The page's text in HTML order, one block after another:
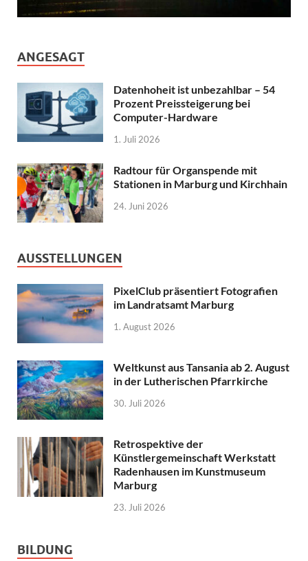
ANGESAGT
Datenhoheit ist unbezahlbar – 54
Prozent Preissteigerung bei
Computer-Hardware
1. Juli 2026
Radtour für Organspende mit
Stationen in Marburg und Kirchhain
24. Juni 2026
AUSSTELLUNGEN
PixelClub präsentiert Fotografien
im Landratsamt Marburg
1. August 2026
Weltkunst aus Tansania ab 2. August
in der Lutherischen Pfarrkirche
30. Juli 2026
Retrospektive der
Künstlergemeinschaft Werkstatt
Radenhausen im Kunstmuseum
Marburg
23. Juli 2026
BILDUNG